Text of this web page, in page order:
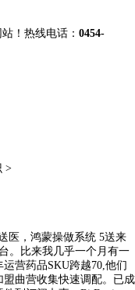
！热线电话： 0454-
>
，鸿蒙操做系统 5送来
。比来我几乎一个月有一
营药品SKU跨越70,他们
曲营收集快速调配。已成